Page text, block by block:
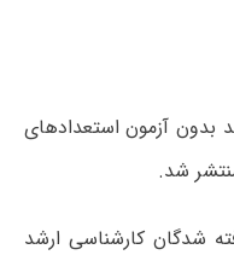
بدون آزمون استعدادهای
شدگان کارشناسی ارشد